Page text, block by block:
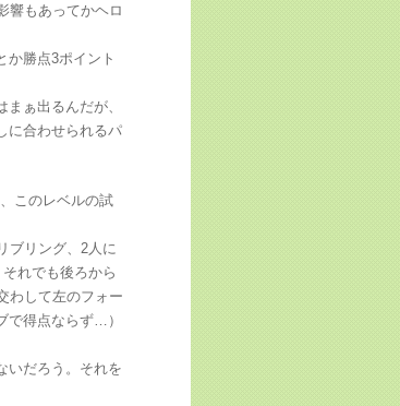
響もあってかヘロ
か勝点3ポイント
ぁ出るんだが、
に合わせられるパ
このレベルの試
ブリング、2人に
れでも後ろから
わして左のフォー
で得点ならず…）
いだろう。それを